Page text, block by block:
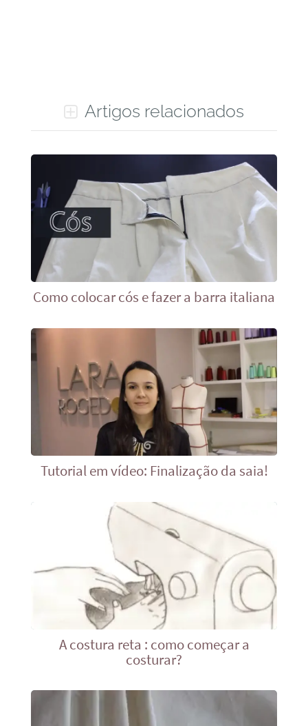
Artigos relacionados
Como colocar cós e fazer a barra italiana
Tutorial em vídeo: Finalização da saia!
A costura reta : como começar a
costurar?